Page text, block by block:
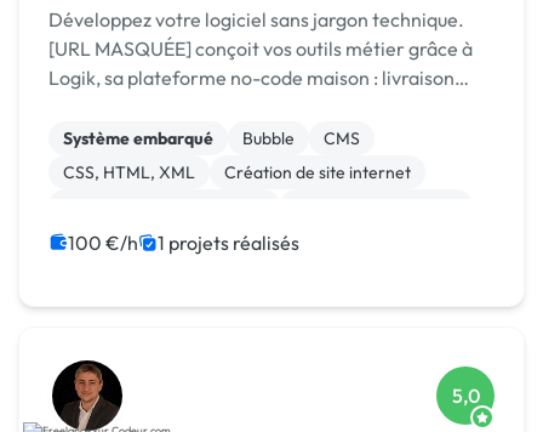
Développez votre logiciel sans jargon technique.
[URL MASQUÉE] conçoit vos outils métier grâce à
Logik, sa plateforme no-code maison : livraison
Système embarqué Bubble
CMS
CSS, HTML, XML
Création de site internet
Gestion site web
Installation de Script
100 €/h 1 projets réalisés
5,0